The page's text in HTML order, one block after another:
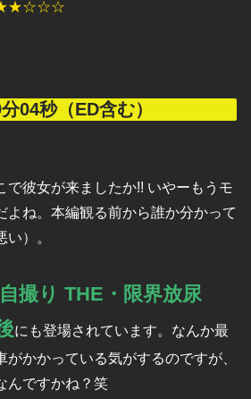
★★☆☆☆
秒（ED含む）
で彼女が来ましたか!! いやーもうモ
よね。本編観る前から誰か分かって
）。
自撮り THE・限界放尿
にも登場されています。なんか最
かかっている気がするのですが、
んですかね？笑